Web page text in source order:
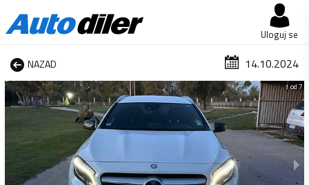
Uloguj se
NAZAD 14.10.2024
1 od 7